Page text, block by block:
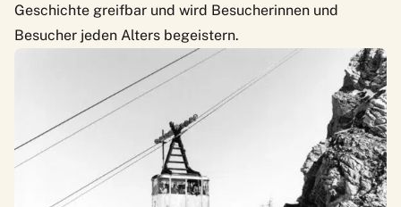
Geschichte greifbar und wird Besucherinnen und
Besucher jeden Alters begeistern.